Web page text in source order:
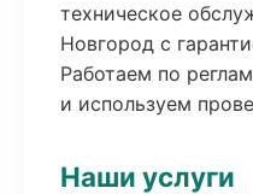
техническое
Новгород с
Работаем по
и используем
Наши услуги